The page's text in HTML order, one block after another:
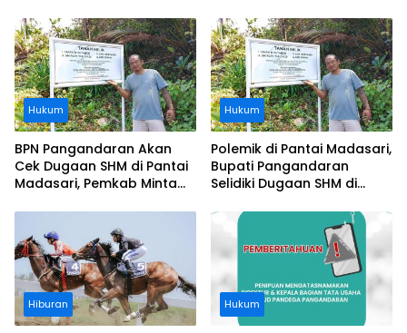
Ditanggung BPJS
Buruknya Koordinasi
Perusahaan
Hukum
BPN Pangandaran Akan
Cek Dugaan SHM di Pantai
Madasari, Pemkab Minta
Hukum
Polemik di Pantai Madasari,
Bupati Pangandaran
Selidiki Dugaan SHM di
Pantai
Hiburan Hukum